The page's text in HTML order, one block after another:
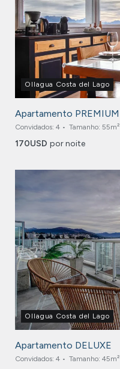
Ollagua Costa del Lago
Apartamento PREMIUM
Convidados: 4 Tamanho: 55m²
170USD por noite
Ollagua Costa del Lago
Apartamento DELUXE
Convidados: 4 Tamanho: 45m²